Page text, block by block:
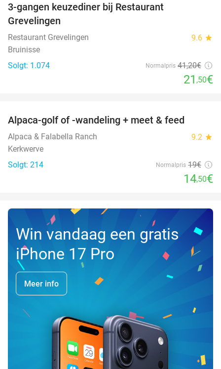
3-gangen keuzediner bij Restaurant
Grevelingen
Restaurant Grevelingen 9.6 star
Bruinisse
Solgt: 1.074
Normalpris 41,20€
21 ,50€
Alpaca-golf of -wandeling + meet & feed
Alpaca & Falabella Ranch 9.2 star
Kerkwerve
Solgt: 214
Normalpris 19€
14,50€
Win vandaag een gratis
iPhone 17 Pro
Meer info